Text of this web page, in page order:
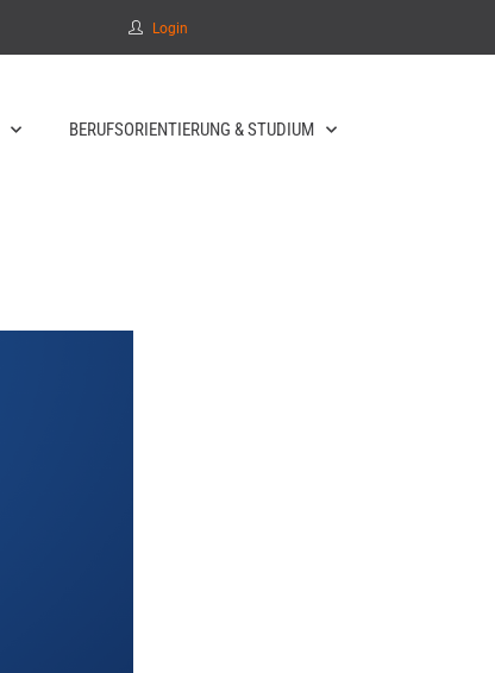
Login
BERUFSORIENTIERUNG & STUDIUM